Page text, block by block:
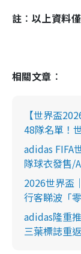
註︰以上資料
相關文章︰
【世界盃
48隊名單！
adidas FIFA
隊球衣發售/
2026世界盃
行客睇波「
adidas隆重
三葉標誌重